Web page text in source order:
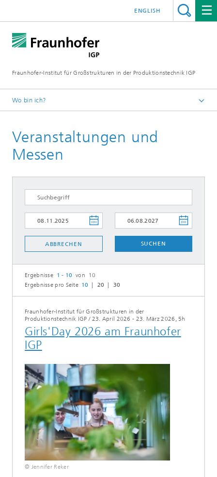
Fraunhofer-Institut für Großstrukturen in der Produktionstechnik IGP
ENGLISH
Wo bin ich?
Veranstaltungen und
Messen
ABBRECHEN SUCHEN
Ergebnisse 1 - 10 von 10
Ergebnisse pro Seite 10 20 30
Fraunhofer-Institut für Großstrukturen in der
Produktionstechnik IGP / 23. April 2026 - 23. März 2026, 5h
Girls'Day 2026 am Fraunhofer
IGP
© Jennifer Reker